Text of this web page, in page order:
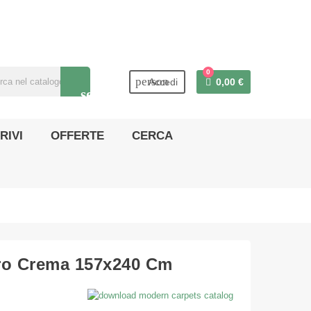
search
person
Accedi
0
0,00 €
OFFERTE CERCA
Crema 157x240 Cm